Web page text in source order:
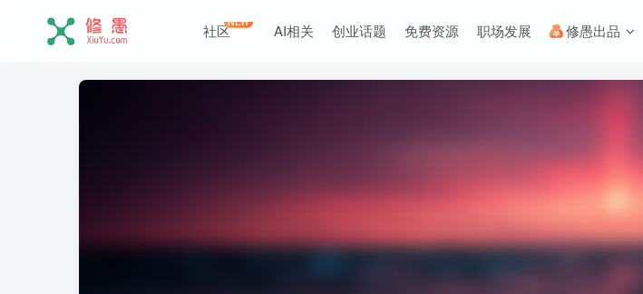
社区NEW AI相关 创业话题 免费资源 职场发展 修愚出品